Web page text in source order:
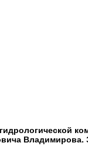
Владимирова.